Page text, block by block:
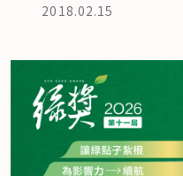
2018.02.15